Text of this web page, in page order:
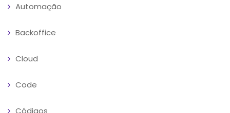
Automação
Backoffice
Cloud
Code
Códigos